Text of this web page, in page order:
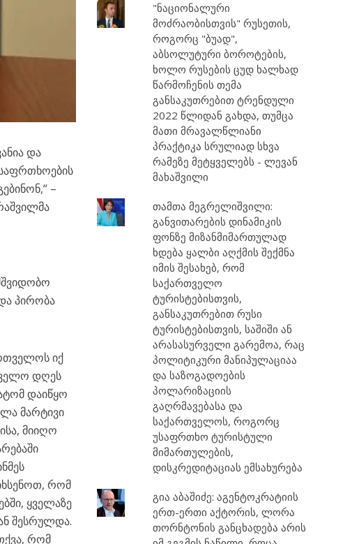
და
–
პირობა
იქ
დღეს
დაიწყო
მარტივი
მიიღო
რომ
ყველაზე
შესრულდა.
რომ
"ნაციონალური
მოძრაობისთვის" რუსეთის,
როგორც "ბუად",
აბსოლუტური ბოროტების,
ხოლო რუსების ცუდ ხალხად
წარმოჩენის თემა
განსაკუთრებით ტრენდული
2022 წლიდან გახდა, თუმცა
მათი მრავალწლიანი
პრაქტიკა სრულიად სხვა
რამეზე მეტყველებს - ლევან
მახაშვილი
თამთა მეგრელიშვილი:
განვითარების დინამიკის
ფონზე მიზანმიმართულად
ხდება ყალბი აღქმის შექმნა
იმის შესახებ, რომ
საქართველო
ტურისტებისთვის,
განსაკუთრებით რუსი
ტურისტებისთვის, საშიში ან
არასასურველი გარემოა, რაც
პოლიტიკური მანიპულაციაა
და საზოგადოების
პოლარიზაციის
გაღრმავებასა და
საქართველოს, როგორც
უსაფრთხო ტურისტული
მიმართულების,
დისკრედიტაციას ემსახურება
გია აბაშიძე: აგენტოკრატიის
ერთ-ერთი აქტორის, ლორა
თორნტონის განცხადება არის